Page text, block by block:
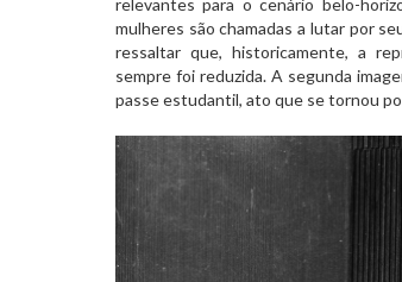
relevantes para o cenário belo-
mulheres são chamadas a lutar por
ressaltar que, historicamente, a
sempre foi reduzida. A segunda
passe estudantil, ato que se tornou